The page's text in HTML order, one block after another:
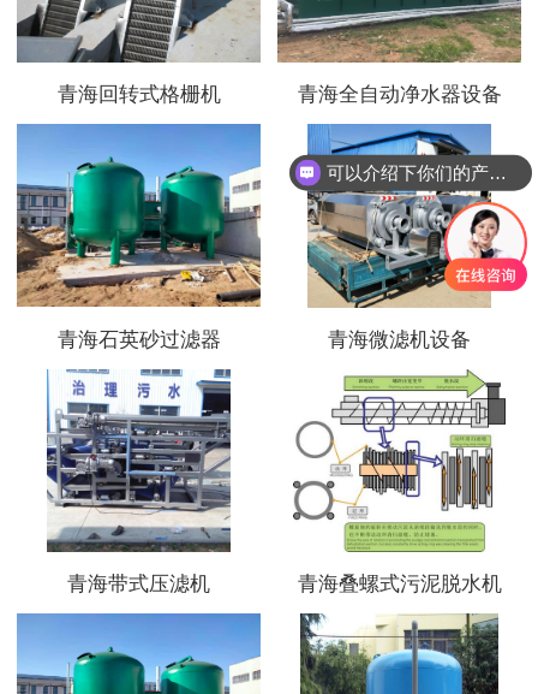
青海回转式格栅机 青海全自动净水器设备
青海石英砂过滤器 青海微滤机设备
青海带式压滤机 青海叠螺式污泥脱水机
可以介绍下你们的产品么